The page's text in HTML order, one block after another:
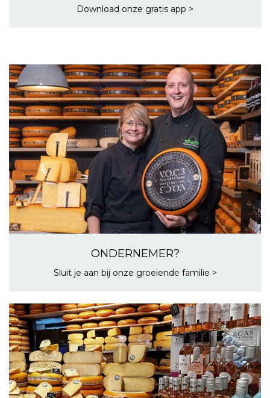
Download onze gratis app >
ONDERNEMER?
Sluit je aan bij onze groeiende familie >